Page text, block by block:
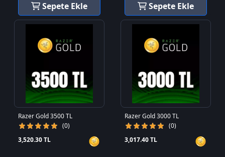
Sepete Ekle Sepete Ekle
Razer Gold 3500 TL
(0)
3,520.30 TL
Razer Gold 3000 TL
(0)
3,017.40 TL